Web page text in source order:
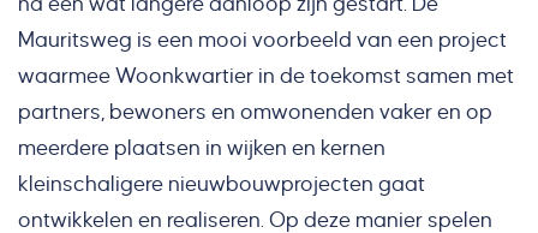
Mauritsweg is een mooi voorbeeld van een project
waarmee Woonkwartier in de toekomst samen met
partners, bewoners en omwonenden vaker en op
meerdere plaatsen in wijken en kernen
kleinschaligere nieuwbouwprojecten gaat
ontwikkelen en realiseren. Op deze manier spelen